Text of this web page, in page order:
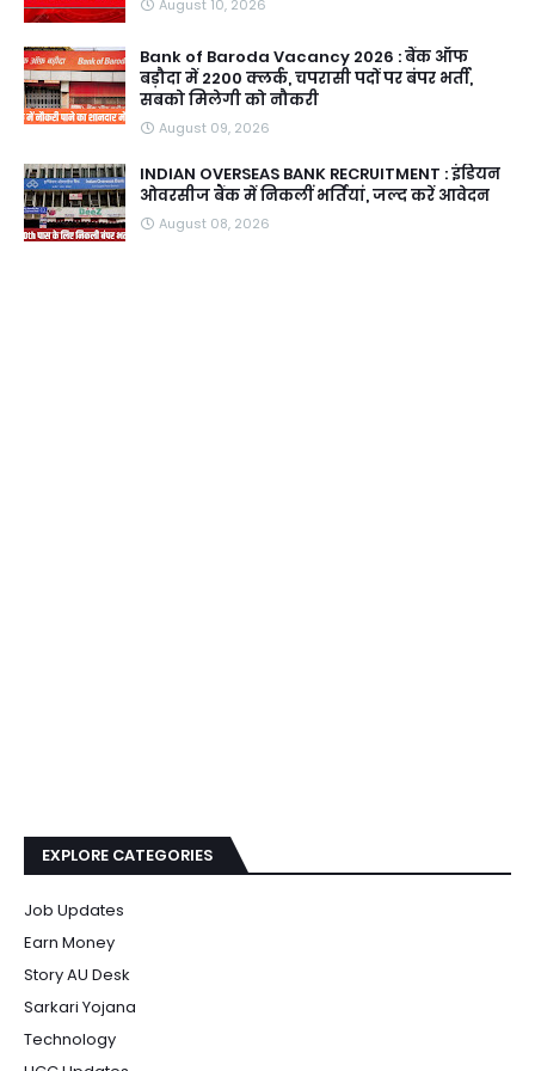
August 10, 2026
Bank of Baroda Vacancy 2026 : बैंक ऑफ
बड़ौदा में 2200 क्लर्क, चपरासी पदों पर बंपर भर्ती,
सबको मिलेगी को नौकरी
August 09, 2026
INDIAN OVERSEAS BANK RECRUITMENT : इंडियन
ओवरसीज बैंक में निकलीं भर्तियां, जल्द करें आवेदन
August 08, 2026
EXPLORE CATEGORIES
Job Updates
Earn Money
Story AU Desk
Sarkari Yojana
Technology